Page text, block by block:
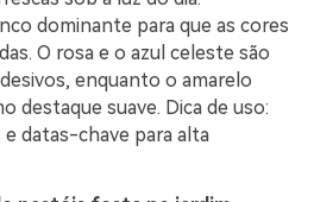
dominante para que as cores
O rosa e o azul celeste são
enquanto o amarelo
destaque suave. Dica de uso:
datas-chave para alta